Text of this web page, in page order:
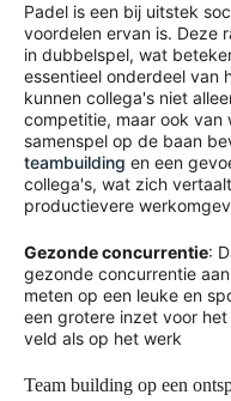
Padel is een bij uitstek
voordelen ervan is. Deze
in dubbelspel, wat
essentieel onderdeel van
kunnen collega's niet
competitie, maar ook van
samenspel op de baan
teambuilding en een
collega's, wat zich
productievere
Gezonde concurrentie:
gezonde concurrentie
meten op een leuke en
een grotere inzet voor
veld als op het werk
Team building op een